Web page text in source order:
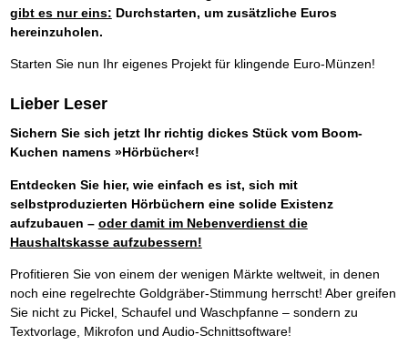
gibt es nur eins: Durchstarten, um zusätzliche Euros
hereinzuholen.
Starten Sie nun Ihr eigenes Projekt für klingende Euro-Münzen!
Lieber Leser
Sichern Sie sich jetzt Ihr richtig dickes Stück vom Boom-
Kuchen namens »Hörbücher«!
Entdecken Sie hier, wie einfach es ist, sich mit
selbstproduzierten Hörbüchern eine solide Existenz
aufzubauen – oder damit im Nebenverdienst die
Haushaltskasse aufzubessern!
Profitieren Sie von einem der wenigen Märkte weltweit, in denen
noch eine regelrechte Goldgräber-Stimmung herrscht! Aber greifen
Sie nicht zu Pickel, Schaufel und Waschpfanne – sondern zu
Textvorlage, Mikrofon und Audio-Schnittsoftware!